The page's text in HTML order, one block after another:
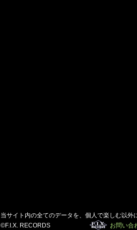
当サイト内の全てのデータを、個人で楽しむ以外
©F.I.X. RECORDS
お問い合